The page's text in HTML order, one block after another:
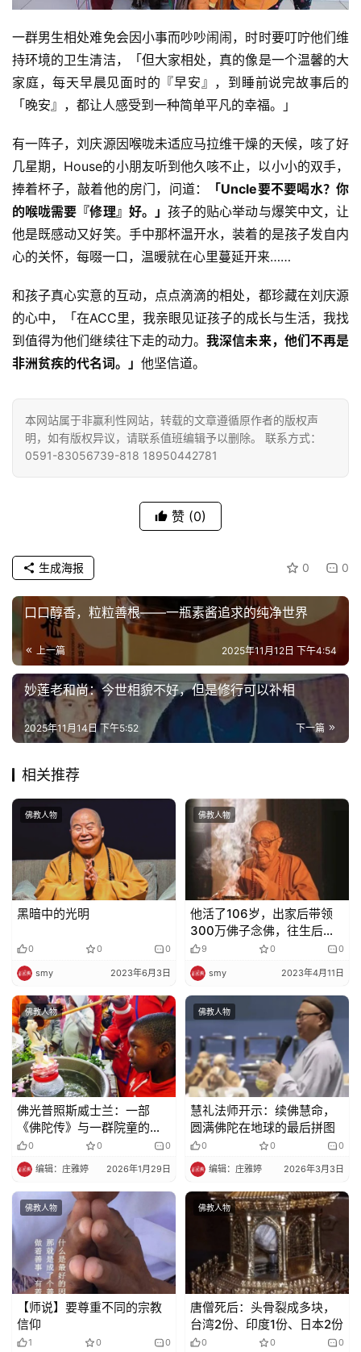
菩
专
题
公
益
慈
善
佛
教
物
寺
院
礼
视
频
佛
艺
政
策
法
规
免
声
一群男生相处难免会因小事而吵吵闹闹，时时要叮咛他们维
持环境的卫生清洁，「但大家相处，真的像是一个温馨的大
家庭，每天早晨见面时的『早安』，到睡前说完故事后的
「晚安』，都让人感受到一种简单平凡的幸福。」
有一阵子，刘庆源因喉咙未适应马拉维干燥的天候，咳了好
几星期，House的小朋友听到他久咳不止，以小小的双手，
捧着杯子，敲着他的房门，问道：
「Uncle要不要喝水？你
的喉咙需要『修理』好。」 孩子的贴心举动与爆笑中文，让
他是既感动又好笑。手中那杯温开水，装着的是孩子发自内
心的关怀，每啜一口，温暖就在心里蔓延开来……
和孩子真心实意的互动，点点滴滴的相处，都珍藏在刘庆源
的心中，「在ACC里，我亲眼见证孩子的成长与生活，我找
到值得为他们继续往下走的动力。我深信未来，他们不再是
非洲贫疾的代名词。」 他坚信道。
本网站属于非赢利性网站，转载的文章遵循原作者的版权声
明，如有版权异议，请联系值班编辑予以删除。 联系方式：
0591-83056739-818 18950442781
赞 (0)
0 0
生成海报
口口醇香，粒粒善根——一瓶素酱追求的纯净世界
上一篇 2025年11月12日 下午4:54
妙莲老和尚：今世相貌不好，但是修行可以补相
下一篇
2025年11月14日 下午5:52
相关推荐
佛教人物
黑暗中的光明
0 0 0
smy 2023年6月3日
佛教人物
他活了106岁，出家后带领
300万佛子念佛，往生后惊
现祥瑞！
9 0 0
smy 2023年4月11日
佛教人物
佛光普照斯威士兰：一部
《佛陀传》与一群院童的转
变（下）
0 0 0
编辑：庄雅婷 2026年1月29日
佛教人物
慧礼法师开示：续佛慧命，
圆满佛陀在地球的最后拼图
0 0 0
编辑：庄雅婷 2026年3月3日
佛教人物
【师说】要尊重不同的宗教
信仰
1 0 0
佛教人物
唐僧死后：头骨裂成多块，
台湾2份、印度1份、日本2份
0 0 0